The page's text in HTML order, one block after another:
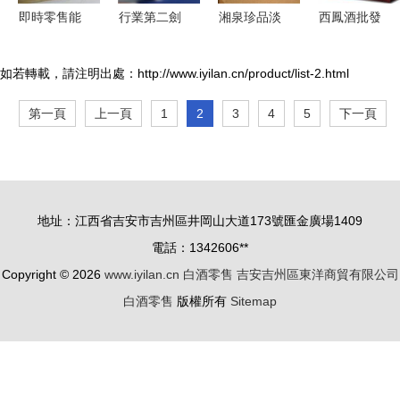
新格局
即時零售能
酒“最后一
公里”渠道
生態？
行業第二劍
南春天貓旗
艦店雙十一
再創零售佳
湘泉珍品淡
度白酒 品
味湘西的馥
郁與醇和
西鳳酒批發
析 鳳之
源、夢源等
系列的市場
之道
如若轉載，請注明出處：http://www.iyilan.cn/product/list-2.html
第一頁 上一頁 1 2 3 4 5 下一頁
地址：江西省吉安市吉州區井岡山大道173號匯金廣場1409
電話：1342606**
Copyright © 2026 www.iyilan.cn 白酒零售 吉安吉州區東洋商貿有限公司
白酒零售 版權所有 Sitemap